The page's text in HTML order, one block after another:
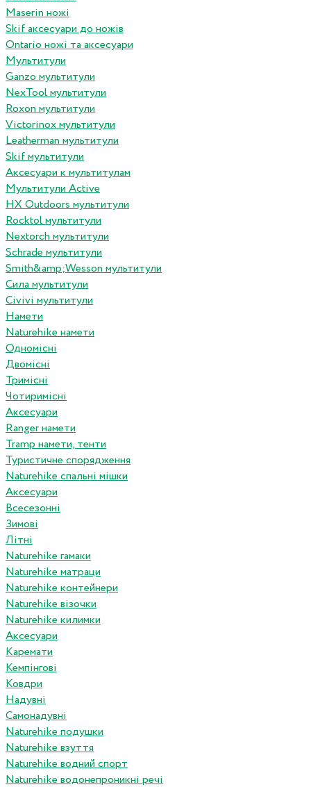
Maserin ножі
Skif аксесуари до ножів
Ontario ножі та аксесуари
Мультитули
Ganzo мультитули
NexTool мультитули
Roxon мультитули
Victorinox мультитули
Leatherman мультитули
Skif мультитули
Аксесуари к мультитулам
Мультитули Active
HX Outdoors мультитули
Rocktol мультитули
Nextorch мультитули
Schrade мультитули
Smith&amp;Wesson мультитули
Сила мультитули
Civivi мультитули
Намети
Naturehike намети
Одномісні
Двомісні
Тримісні
Чотиримісні
Аксесуари
Ranger намети
Tramp намети, тенти
Туристичне спорядження
Naturehike спальні мішки
Аксесуари
Всесезонні
Зимові
Літні
Naturehike гамаки
Naturehike матраци
Naturehike контейнери
Naturehike візочки
Naturehike килимки
Аксесуари
Каремати
Кемпінгові
Ковдри
Надувні
Самонадувні
Naturehike подушки
Naturehike взуття
Naturehike водний спорт
Naturehike водонепроникні речі